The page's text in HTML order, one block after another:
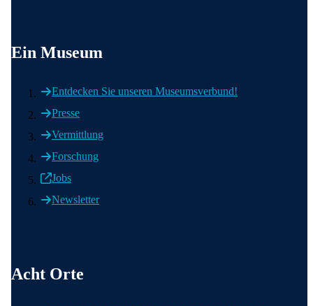
Ein Museum
Entdecken Sie unseren Museumsverbund!
Presse
Vermittlung
Forschung
Jobs
Newsletter
Acht Orte